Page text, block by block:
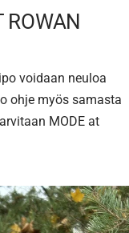
ROWAN
voidaan neuloa
ohje myös samasta
MODE at